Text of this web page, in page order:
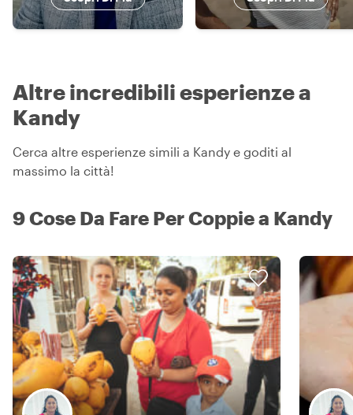
Altre incredibili esperienze a
Kandy
Cerca altre esperienze simili a Kandy e goditi al
massimo la città!
9 Cose Da Fare Per Coppie a Kandy